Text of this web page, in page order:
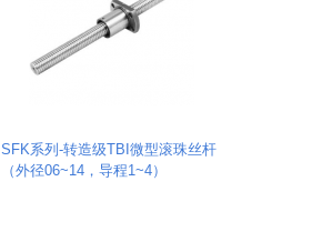
SFK系列-转造级TBI微型滚珠丝杆
（外径06~14，导程1~4）